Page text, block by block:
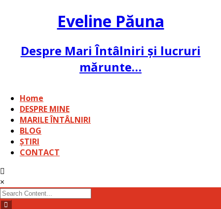
Eveline Păuna
Despre Mari Întâlniri și lucruri
mărunte…
Home
DESPRE MINE
MARILE ÎNTÂLNIRI
BLOG
ȘTIRI
CONTACT
×
Search
for: